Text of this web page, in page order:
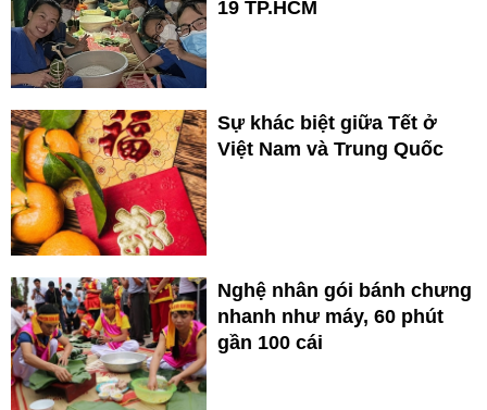
19 TP.HCM
Sự khác biệt giữa Tết ở
Việt Nam và Trung Quốc
Nghệ nhân gói bánh chưng
nhanh như máy, 60 phút
gần 100 cái